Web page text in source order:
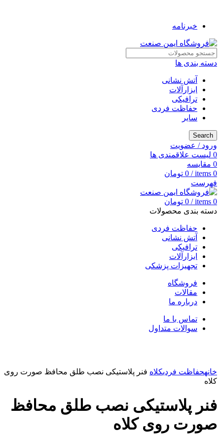
خبرنامه
دسته بندی ها
آتش نشانی
ابزارآلات
ترافیکی
حفاظت فردی
سایر
Search
ورود / عضویت
0 لیست علاقمندی ها
0 مقایسه
0
items
/
0 تومان
فهرست
0
items
/
0 تومان
دسته بندی محصولات
حفاظت فردی
آتش نشانی
ترافیکی
ابزارآلات
تجهیزات پزشکی
فروشگاه
مقالات
درباره ما
تماس با ما
سوالات متداول
خانهحفاظت فردیکلاه فنر پلاستیکی نصب طلق محافظ صورت روی
کلاه
فنر پلاستیکی نصب طلق محافظ
صورت روی کلاه